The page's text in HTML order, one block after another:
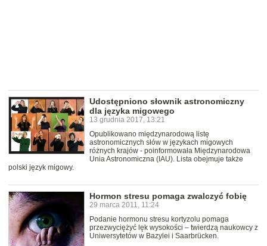
Udostępniono słownik astronomiczny
dla języka migowego
13 grudnia 2017, 13:21
Opublikowano międzynarodową listę
astronomicznych słów w językach migowych
różnych krajów - poinformowała Międzynarodowa
Unia Astronomiczna (IAU). Lista obejmuje także
polski język migowy.
Hormon stresu pomaga zwalczyć fobię
29 marca 2011, 11:24
Podanie hormonu stresu kortyzolu pomaga
przezwyciężyć lęk wysokości – twierdzą naukowcy z
Uniwersytetów w Bazylei i Saarbrücken.